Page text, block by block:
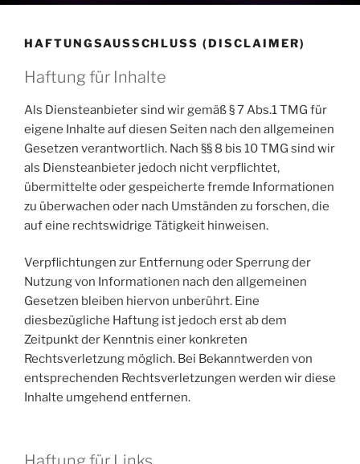
HAFTUNGSAUSSCHLUSS (DISCLAIMER)
Haftung für Inhalte
Als Diensteanbieter sind wir gemäß § 7 Abs.1 TMG für
eigene Inhalte auf diesen Seiten nach den allgemeinen
Gesetzen verantwortlich. Nach §§ 8 bis 10 TMG sind wir
als Diensteanbieter jedoch nicht verpflichtet,
übermittelte oder gespeicherte fremde Informationen
zu überwachen oder nach Umständen zu forschen, die
auf eine rechtswidrige Tätigkeit hinweisen.
Verpflichtungen zur Entfernung oder Sperrung der
Nutzung von Informationen nach den allgemeinen
Gesetzen bleiben hiervon unberührt. Eine
diesbezügliche Haftung ist jedoch erst ab dem
Zeitpunkt der Kenntnis einer konkreten
Rechtsverletzung möglich. Bei Bekanntwerden von
entsprechenden Rechtsverletzungen werden wir diese
Inhalte umgehend entfernen.